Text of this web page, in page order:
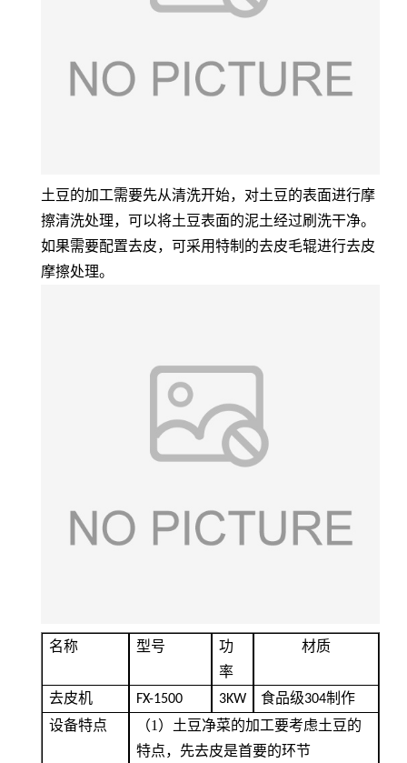
土豆的加工需要先从清洗开始，对土豆的表面进行摩
擦清洗处理，可以将土豆表面的泥土经过刷洗干净。
如果需要配置去皮，可采用特制的去皮毛辊进行去皮
摩擦处理。
名称 型号
功
率
材质
去皮机 FX-1500 3KW 食品级304制作
设备特点
（1） 土豆净菜的加工要考虑土豆的
特点，先去皮是首要的环节